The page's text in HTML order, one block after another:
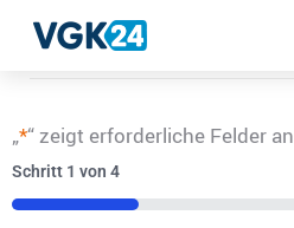
„*“ zeigt erforderliche Felder an
Schritt 1 von 4
25%